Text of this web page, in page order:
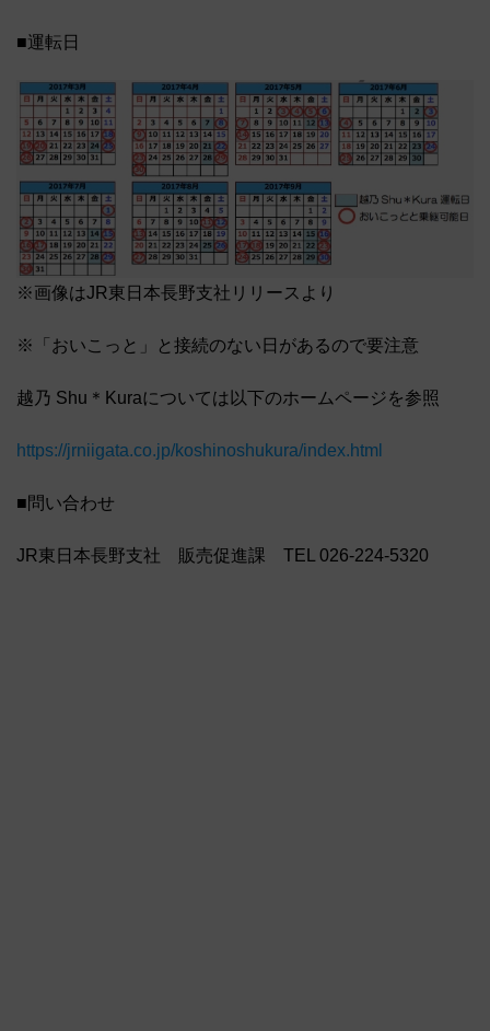
■運転日
※画像はJR東日本長野支社リリースより
※「おいこっと」と接続のない日があるので要注意
越乃 Shu＊Kuraについては以下のホームページを参照
https://jrniigata.co.jp/koshinoshukura/index.html
■問い合わせ
JR東日本長野支社 販売促進課 TEL 026-224-5320